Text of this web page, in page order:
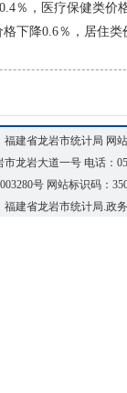
％，医疗保健类
下降0.6％，居住